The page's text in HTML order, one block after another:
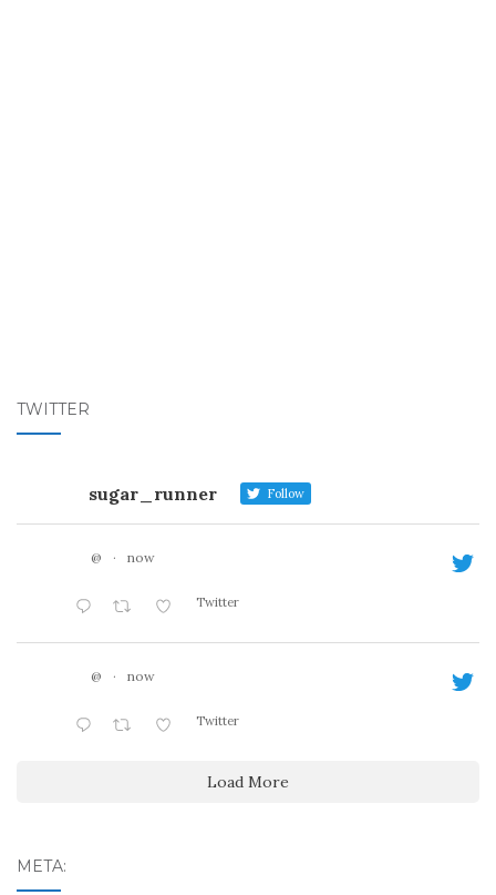
TWITTER
sugar_runner Follow
@ · now
Twitter
@ · now
Twitter
Load More
META: